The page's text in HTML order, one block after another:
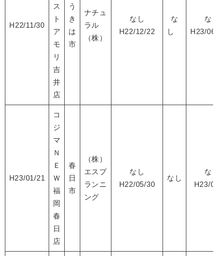
H22/11/30
ス
ト
ア
モ
リ
吉
井
店
う
き
は
市
ナチュ
ラル
（株）
なし
H22/12/22
な
し
な
H23/
H23/01/21
コ
ジ
マ
Ｎ
Ｅ
Ｗ
福
岡
春
日
店
春
日
市
（株）
エスプ
ランニ
ング
なし
H22/05/30
なし
な
H23/